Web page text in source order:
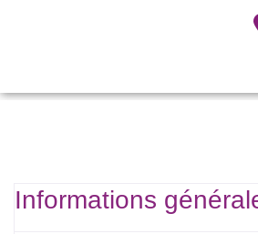
Informations